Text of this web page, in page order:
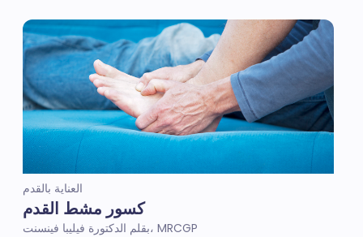
العناية بالقدم
كسور مشط القدم
بقلم الدكتورة فيليبا فينسنت، MRCGP